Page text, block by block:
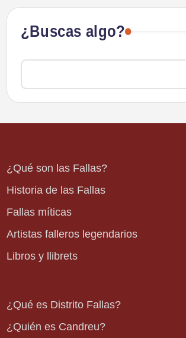
¿Buscas algo?
¿Qué son las Fallas?
Historia de las Fallas
Fallas míticas
Artistas falleros legendarios
Libros y llibrets
¿Qué es Distrito Fallas?
¿Quién es Candreu?